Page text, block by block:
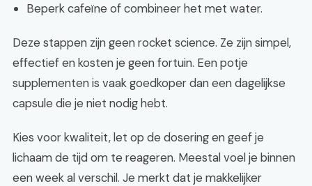
Beperk cafeïne of combineer het met water.
Deze stappen zijn geen rocket science. Ze zijn simpel,
effectief en kosten je geen fortuin. Een potje
supplementen is vaak goedkoper dan een dagelijkse
capsule die je niet nodig hebt.
Kies voor kwaliteit, let op de dosering en geef je
lichaam de tijd om te reageren. Meestal voel je binnen
een week al verschil. Je merkt dat je makkelijker